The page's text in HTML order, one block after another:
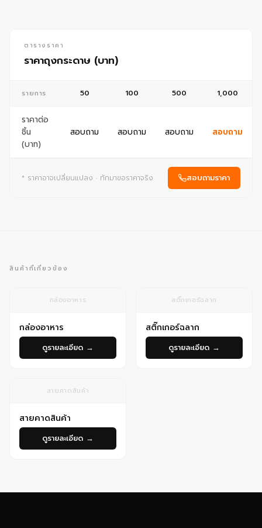
ตารางราคา
ราคาถุงกระดาษ (บาท)
รายการ 50 100 500 1,000
ราคาต่อ
ชิ้น
(บาท)
สอบถาม สอบถาม สอบถาม สอบถาม
* ราคาอาจเปลี่ยนแปลง · ทักมาขอราคาจริง สอบถามราคา
สินค้าที่เกี่ยวข้อง
กล่องอาหาร
กล่องอาหาร
ดูรายละเอียด →
สติ๊กเกอร์ฉลาก
สติ๊กเกอร์ฉลาก
ดูรายละเอียด →
สายคาดสินค้า
สายคาดสินค้า
ดูรายละเอียด →